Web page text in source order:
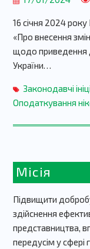
16 січня 2024
«Про внесення
щодо приведення
України…
Законодавчі
Оподаткування
Місія
Підвищити
здійснення
представництва,
передусім у сфері